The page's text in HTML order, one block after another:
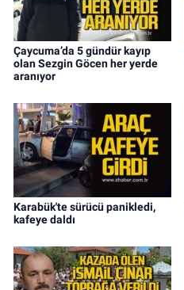
Çaycuma’da 5 gündür kayıp
olan Sezgin Göcen her yerde
aranıyor
Karabük'te sürücü panikledi,
kafeye daldı